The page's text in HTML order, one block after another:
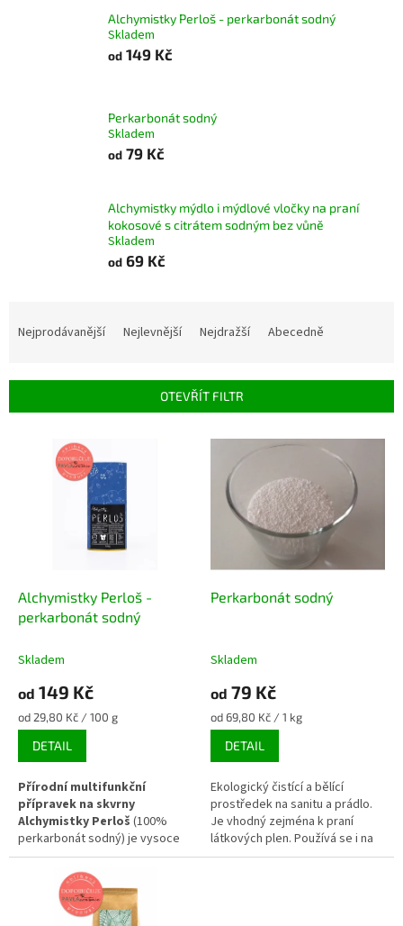
Alchymistky Perloš - perkarbonát sodný
Skladem
od 149 Kč
Perkarbonát sodný
Skladem
od 79 Kč
Alchymistky mýdlo i mýdlové vločky na praní
kokosové s citrátem sodným bez vůně
Skladem
od 69 Kč
í
Nejprodávanější Nejlevnější Nejdražší Abecedně
OTEVŘÍT FILTR
Alchymistky Perloš -
perkarbonát sodný
Skladem
od 149 Kč
Měrná
cena:
od 29,80 Kč / 100 g
DETAIL
Přírodní multifunkční
přípravek na skvrny
Alchymistky Perloš (100%
perkarbonát sodný) je vysoce
účinný ekologický prostředek
pro odstraňování skvrn,
dezinfekci a rozjasnění prádla.
Během praní se biologicky
Perkarbonát sodný
Skladem
od 79 Kč
Měrná
cena:
od 69,80 Kč / 1 kg
DETAIL
Ekologický čistící a bělící
prostředek na sanitu a prádlo.
Je vhodný zejména k praní
látkových plen. Používá se i na
umývání vany a toalety. Skvělý